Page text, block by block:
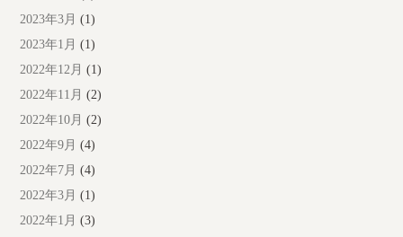
2023年3月 (1)
2023年1月 (1)
2022年12月 (1)
2022年11月 (2)
2022年10月 (2)
2022年9月 (4)
2022年7月 (4)
2022年3月 (1)
2022年1月 (3)